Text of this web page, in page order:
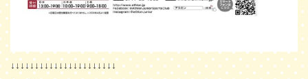
↓↓↓↓↓↓↓↓↓↓↓↓↓↓↓↓↓↓↓↓↓↓